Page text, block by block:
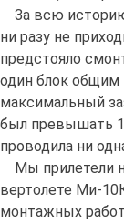
За всю
ни разу не
предстояло
один блок общим
максимальный
был превышать
проводила ни
Мы прилетели
вертолете Ми-
монтажных